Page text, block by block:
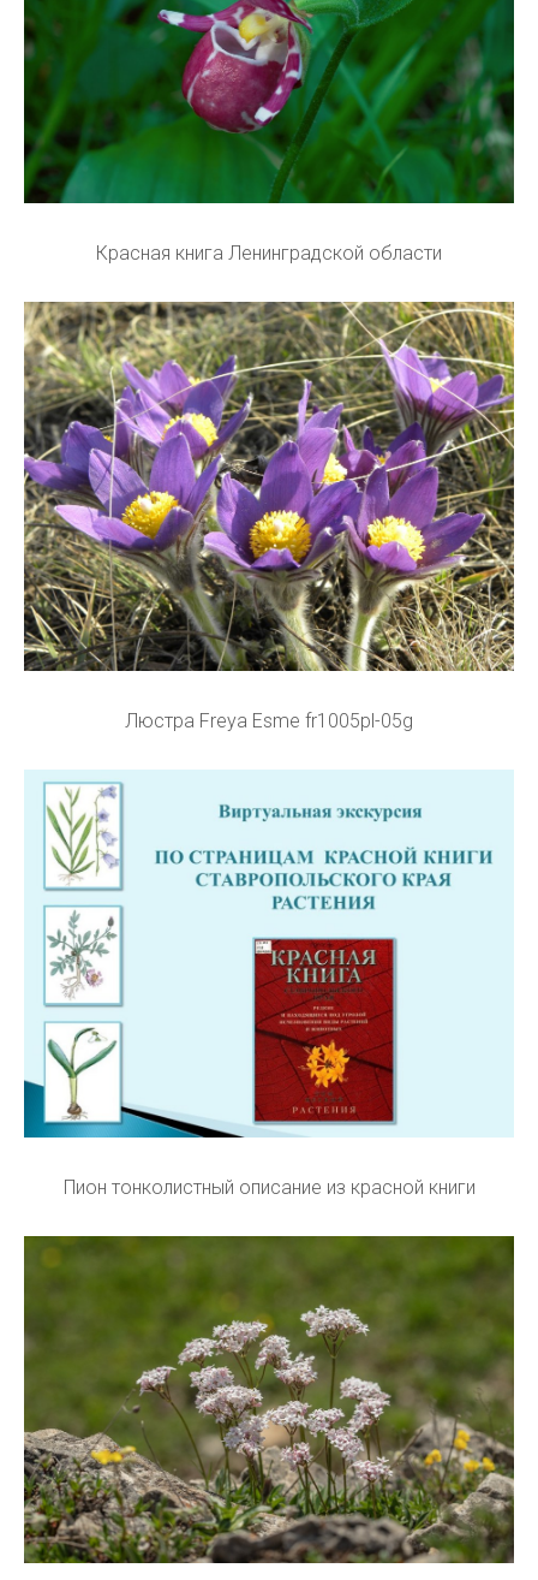
Красная книга Ленинградской области
Люстра Freya Esme fr1005pl-05g
Пион тонколистный описание из красной книги